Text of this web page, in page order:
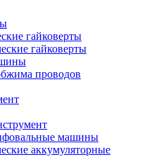
гайковерты
гайковерты
проводов
машины
аккумуляторные